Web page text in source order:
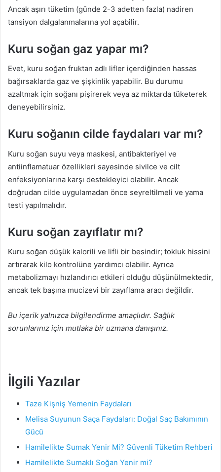
Ancak aşırı tüketim (günde 2-3 adetten fazla) nadiren
tansiyon dalgalanmalarına yol açabilir.
Kuru soğan gaz yapar mı?
Evet, kuru soğan fruktan adlı lifler içerdiğinden hassas
bağırsaklarda gaz ve şişkinlik yapabilir. Bu durumu
azaltmak için soğanı pişirerek veya az miktarda tüketerek
deneyebilirsiniz.
Kuru soğanın cilde faydaları var mı?
Kuru soğan suyu veya maskesi, antibakteriyel ve
antiinflamatuar özellikleri sayesinde sivilce ve cilt
enfeksiyonlarına karşı destekleyici olabilir. Ancak
doğrudan cilde uygulamadan önce seyreltilmeli ve yama
testi yapılmalıdır.
Kuru soğan zayıflatır mı?
Kuru soğan düşük kalorili ve lifli bir besindir; tokluk hissini
artırarak kilo kontrolüne yardımcı olabilir. Ayrıca
metabolizmayı hızlandırıcı etkileri olduğu düşünülmektedir,
ancak tek başına mucizevi bir zayıflama aracı değildir.
Bu içerik yalnızca bilgilendirme amaçlıdır. Sağlık
sorunlarınız için mutlaka bir uzmana danışınız.
İlgili Yazılar
Taze Kişniş Yemenin Faydaları
Melisa Suyunun Saça Faydaları: Doğal Saç Bakımının
Gücü
Hamilelikte Sumak Yenir Mi? Güvenli Tüketim Rehberi
Hamilelikte Sumaklı Soğan Yenir mi?